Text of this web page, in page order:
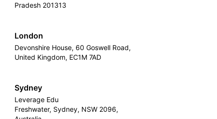
Pradesh 201313
London
Devonshire House, 60 Goswell Road,
United Kingdom, EC1M 7AD
Sydney
Leverage Edu
Freshwater, Sydney, NSW 2096,